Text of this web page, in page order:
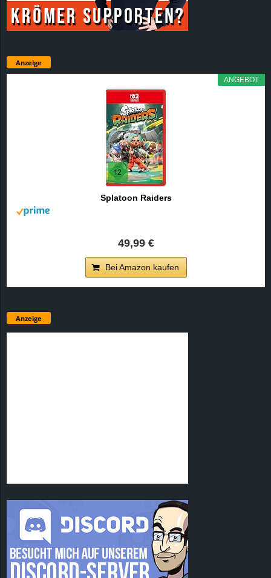
Anzeige
ANGEBOT
Splatoon Raiders
49,99 €
Bei Amazon kaufen
Anzeige